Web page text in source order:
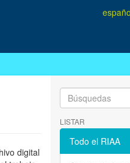
digital
LISTAR
Todo el RIAA